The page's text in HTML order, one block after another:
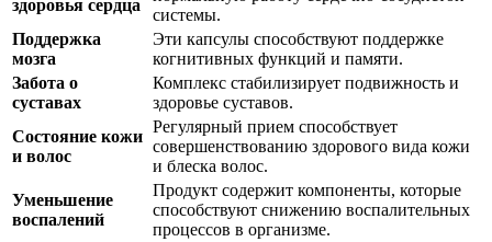
здоровья сердца
системы.
Поддержка
мозга
Эти капсулы способствуют поддержке
когнитивных функций и памяти.
Забота о
суставах
Комплекс стабилизирует подвижность и
здоровье суставов.
Состояние кожи
и волос
Регулярный прием способствует
совершенствованию здорового вида кожи
и блеска волос.
Уменьшение
воспалений
Продукт содержит компоненты, которые
способствуют снижению воспалительных
процессов в организме.